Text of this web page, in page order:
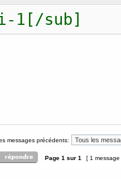
1[/sub]
messages précédents:
Page 1 sur 1 [ 1